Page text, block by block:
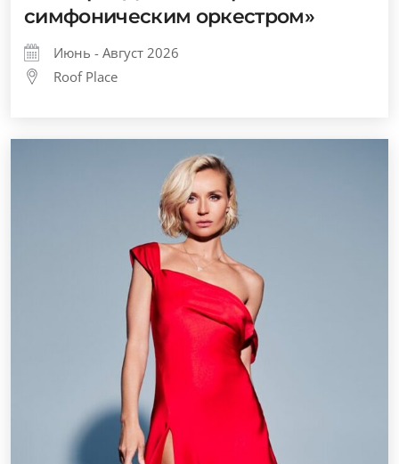
симфоническим оркестром»
Июнь - Август 2026
Roof Place